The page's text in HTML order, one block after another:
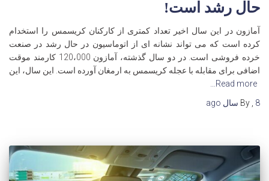
حال رشد است!
آمازون در این سال اخیر تعداد کمتری از کارکنان کریسمس را استخدام
کرده است که می تواند نشانه ای از اتوماسیون در حال رشد در صنعت
خرده فروشی است. در دو سال گذشته، آمازون 120،000 کارمند موقت
اضافی برای مقابله با عجله کریسمس به ارمغان آورده است. این سال، این
Read more…
By , 8 سال